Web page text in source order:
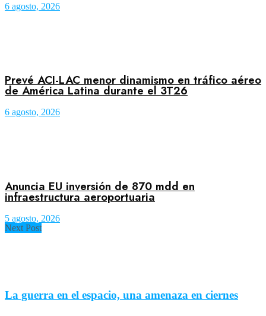
6 agosto, 2026
Prevé ACI-LAC menor dinamismo en tráfico aéreo
de América Latina durante el 3T26
6 agosto, 2026
Anuncia EU inversión de 870 mdd en
infraestructura aeroportuaria
5 agosto, 2026
Next Post
La guerra en el espacio, una amenaza en ciernes